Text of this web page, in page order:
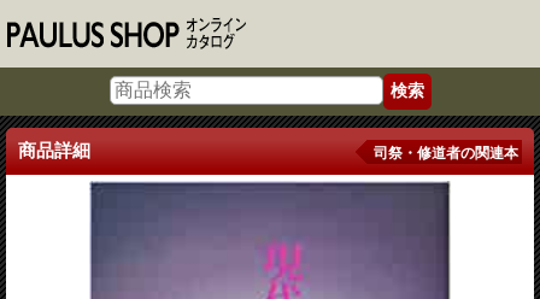
商品詳細 司祭・修道者の関連本